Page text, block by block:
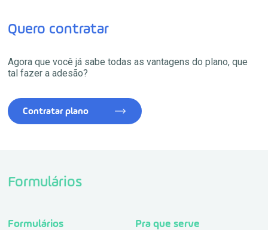
Quero contratar
Agora que você já sabe todas as vantagens do plano, que
tal fazer a adesão?
Contratar plano
Formulários
Formulários Pra que serve